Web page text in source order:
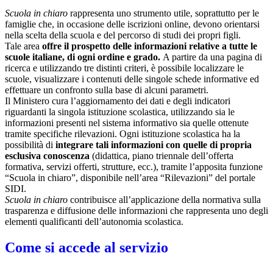
Scuola in chiaro rappresenta uno strumento utile, soprattutto per le
famiglie che, in occasione delle iscrizioni online, devono orientarsi
nella scelta della scuola e del percorso di studi dei propri figli.
Tale area offre il prospetto delle informazioni relative a tutte le
scuole italiane, di ogni ordine e grado. A partire da una pagina di
ricerca e utilizzando tre distinti criteri, è possibile localizzare le
scuole, visualizzare i contenuti delle singole schede informative ed
effettuare un confronto sulla base di alcuni parametri.
Il Ministero cura l’aggiornamento dei dati e degli indicatori
riguardanti la singola istituzione scolastica, utilizzando sia le
informazioni presenti nel sistema informativo sia quelle ottenute
tramite specifiche rilevazioni. Ogni istituzione scolastica ha la
possibilità di integrare tali informazioni con quelle di propria
esclusiva conoscenza (didattica, piano triennale dell’offerta
formativa, servizi offerti, strutture, ecc.), tramite l’apposita funzione
“Scuola in chiaro”, disponibile nell’area “Rilevazioni” del portale
SIDI.
Scuola in chiaro contribuisce all’applicazione della normativa sulla
trasparenza e diffusione delle informazioni che rappresenta uno degli
elementi qualificanti dell’autonomia scolastica.
Come si accede al servizio